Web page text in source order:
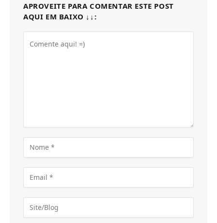
APROVEITE PARA COMENTAR ESTE POST
AQUI EM BAIXO ↓↓: